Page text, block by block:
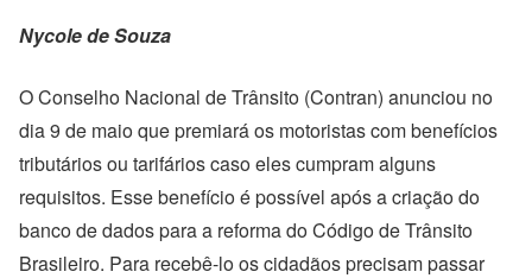
Nycole de Souza
O Conselho Nacional de Trânsito (Contran) anunciou no
dia 9 de maio que premiará os motoristas com benefícios
tributários ou tarifários caso eles cumpram alguns
requisitos. Esse benefício é possível após a criação do
banco de dados para a reforma do Código de Trânsito
Brasileiro. Para recebê-lo os cidadãos precisam passar